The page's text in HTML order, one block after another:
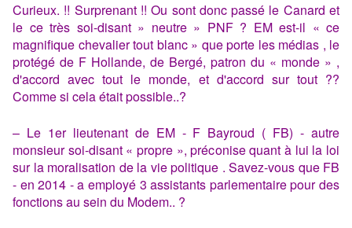
Curieux. !! Surprenant !! Ou sont donc passé le Canard et
le ce très soi-disant » neutre » PNF ? EM est-il « ce
magnifique chevalier tout blanc » que porte les médias , le
protégé de F Hollande, de Bergé, patron du « monde » ,
d'accord avec tout le monde, et d'accord sur tout ??
Comme si cela était possible..?
– Le 1er lieutenant de EM - F Bayroud ( FB) - autre
monsieur soi-disant « propre », préconise quant à lui la loi
sur la moralisation de la vie politique . Savez-vous que FB
- en 2014 - a employé 3 assistants parlementaire pour des
fonctions au sein du Modem.. ?